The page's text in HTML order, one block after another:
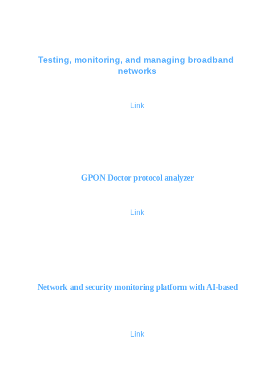
Testing, monitoring, and managing broadband
networks
Link
GPON Doctor protocol analyzer
Link
Network and security monitoring platform with AI-based
Link